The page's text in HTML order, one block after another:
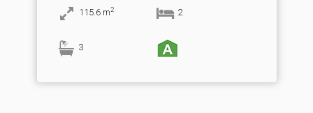
115.6 m2 2
3